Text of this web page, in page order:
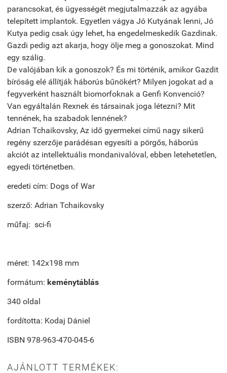
parancsokat, és ügyességét megjutalmazzák az agyába
telepített implantok. Egyetlen vágya Jó Kutyának lenni, Jó
Kutya pedig csak úgy lehet, ha engedelmeskedik Gazdinak.
Gazdi pedig azt akarja, hogy ölje meg a gonoszokat. Mind
egy szálig.
De valójában kik a gonoszok? És mi történik, amikor Gazdit
bíróság elé állítják háborús bűnökért? Milyen jogokat ad a
fegyverként használt biomorfoknak a Genfi Konvenció?
Van egyáltalán Rexnek és társainak joga létezni? Mit
tennének, ha szabadok lennének?
Adrian Tchaikovsky, Az idő gyermekei című nagy sikerű
regény szerzője parádésan egyesíti a pörgős, háborús
akciót az intellektuális mondanivalóval, ebben letehetetlen,
egyedi történetben.
eredeti cím: Dogs of War
szerző: Adrian Tchaikovsky
műfaj: sci-fi
méret: 142x198 mm
formátum: keménytáblás
340 oldal
fordította: Kodaj Dániel
ISBN 978-963-470-045-6
AJÁNLOTT TERMÉKEK: